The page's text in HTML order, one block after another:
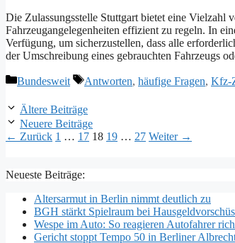
Die Zulassungsstelle Stuttgart bietet eine Vielzahl
Fahrzeugangelegenheiten effizient zu regeln. In
Verfügung, um sicherzustellen, dass alle
der Umschreibung eines gebrauchten Fahrzeugs
Kategorien
Bundesweit Schlagwörter
Antworten, häufige Fragen, Kfz-
Ältere Beiträge
Neuere Beiträge
← Zurück Seite
1 … Seite
17 Seite
18 Seite
19 … Seite
27 Weiter →
Neueste Beiträge:
Altersarmut in Berlin nimmt deutlich zu
BGH stärkt Spielraum bei
Wespe im Auto: So reagieren Autofahrer
Gericht stoppt Tempo 50 in Berliner